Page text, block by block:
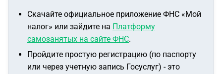
Скачайте официальное приложение ФНС «Мой
налог» или зайдите на Платформу
самозанятых на сайте ФНС.
Пройдите простую регистрацию (по паспорту
или через учетную запись Госуслуг) - это